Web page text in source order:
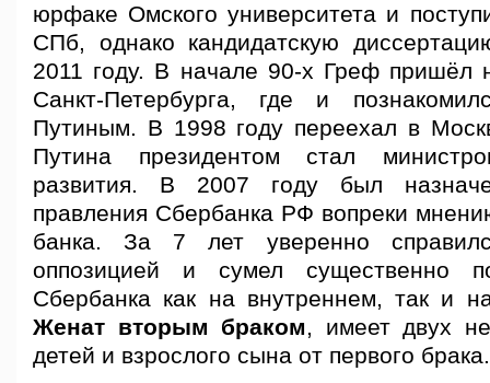
юрфаке Омского университета и
СПб, однако кандидатскую
2011 году. В начале 90-х Греф пришёл
Санкт-Петербурга, где и
Путиным. В 1998 году переехал в
Путина президентом стал
развития. В 2007 году был
правления Сбербанка РФ вопреки
банка. За 7 лет уверенно
оппозицией и сумел существенно
Сбербанка как на внутреннем, так и
Женат вторым браком, имеет двух
детей и взрослого сына от первого брака.